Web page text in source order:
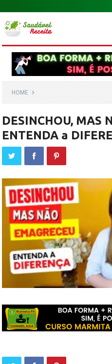
.
HOME
DESINCHOU, MAS
ENTENDA a